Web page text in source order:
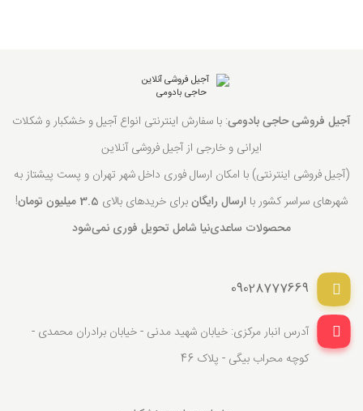
آجیل فروشی حاجی بادومی: با سفارش اینترنتی انواع آجیل و خشکبار و شکلات
ایرانی و خارجی از آجیل فروشی آنلاین
(آجیل فروشی اینترنتی) با امکان ارسال فوری داخل شهر تهران و پست پیشتاز به
شهرهای سراسر کشور با ارسال رایگانبرای خریدهای بالای 3.5 میلیون تومان
!
محصولات ساعدی‌نیا شامل تحویل فوری نمی‌شود
09028777669
آدرس انبار مرکزی: خیابان شهید مدنی - خیابان برادران محمدی -
کوچه محراب بیگی - پلاک 46